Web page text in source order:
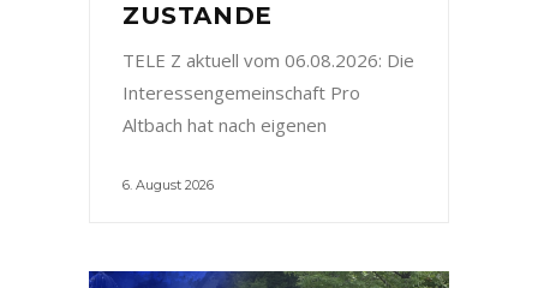
ZUSTANDE
TELE Z aktuell vom 06.08.2026: Die
Interessengemeinschaft Pro
Altbach hat nach eigenen
6. August 2026